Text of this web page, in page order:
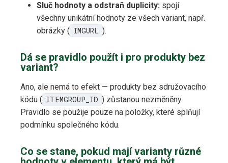
Sluč hodnoty a odstraň duplicity: spojí
všechny unikátní hodnoty ze všech variant, např.
obrázky ( IMGURL ).
Dá se pravidlo použít i pro produkty bez
variant?
Ano, ale nemá to efekt — produkty bez sdružovacího
kódu ( ITEMGROUP_ID ) zůstanou nezměněny.
Pravidlo se použije pouze na položky, které splňují
podmínku společného kódu.
Co se stane, pokud mají varianty různé